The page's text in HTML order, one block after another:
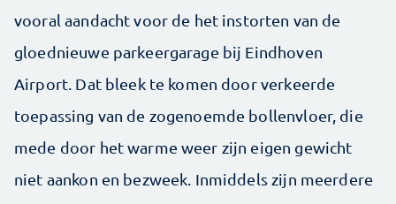
vooral aandacht voor de het instorten van de
gloednieuwe parkeergarage bij Eindhoven
Airport. Dat bleek te komen door verkeerde
toepassing van de zogenoemde bollenvloer, die
mede door het warme weer zijn eigen gewicht
niet aankon en bezweek. Inmiddels zijn meerdere